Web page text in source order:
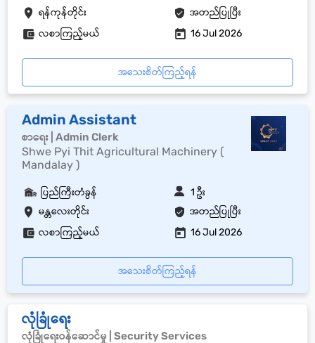
ရန်ကုန်တိုင်း အတည်ပြုပြီး
လစာကြည့်မယ် 16 Jul 2026
အသေးစိတ်ကြည့်ရန်
Admin Assistant
စာရေး | Admin Clerk
Shwe Pyi Thit Agricultural Machinery (
Mandalay )
မန္တလေးတိုင်း အတည်ပြုပြီး
ပြည်ကြီးတံခွန် 1 ဦး
လစာကြည့်မယ် 16 Jul 2026
အသေးစိတ်ကြည့်ရန်
လုံခြုံရေး
လုံခြုံရေးဝန်ဆောင်မှု | Security Services